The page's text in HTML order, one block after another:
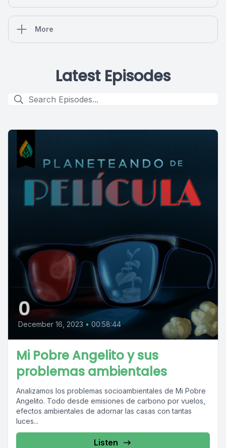
More
Latest Episodes
0
December 16, 2023 • 00:58:44
Mi Pobre Angelito y sus
problemas ambientales
Analizamos los problemas socioambientales de Mi Pobre
Angelito. Todo desde emisiones de carbono por vuelos,
efectos ambientales de adornar las casas con tantas
luces...
Listen